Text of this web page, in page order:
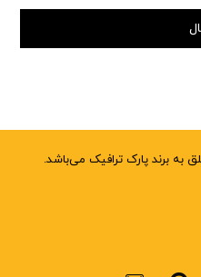
به برند پارک ترافیک می‌باشد.